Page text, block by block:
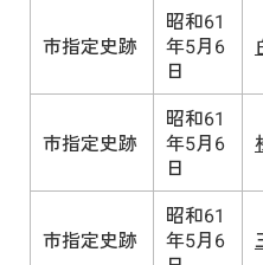
市指定史跡
昭和61
年5月6
日
市指定史跡
昭和61
年5月6
日
市指定史跡
昭和61
年5月6